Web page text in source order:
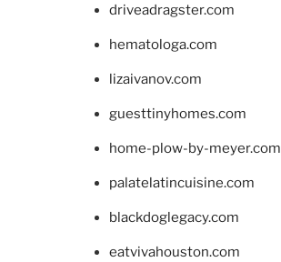
driveadragster.com
hematologa.com
lizaivanov.com
guesttinyhomes.com
home-plow-by-meyer.com
palatelatincuisine.com
blackdoglegacy.com
eatvivahouston.com